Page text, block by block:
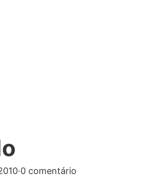
·0 comentário